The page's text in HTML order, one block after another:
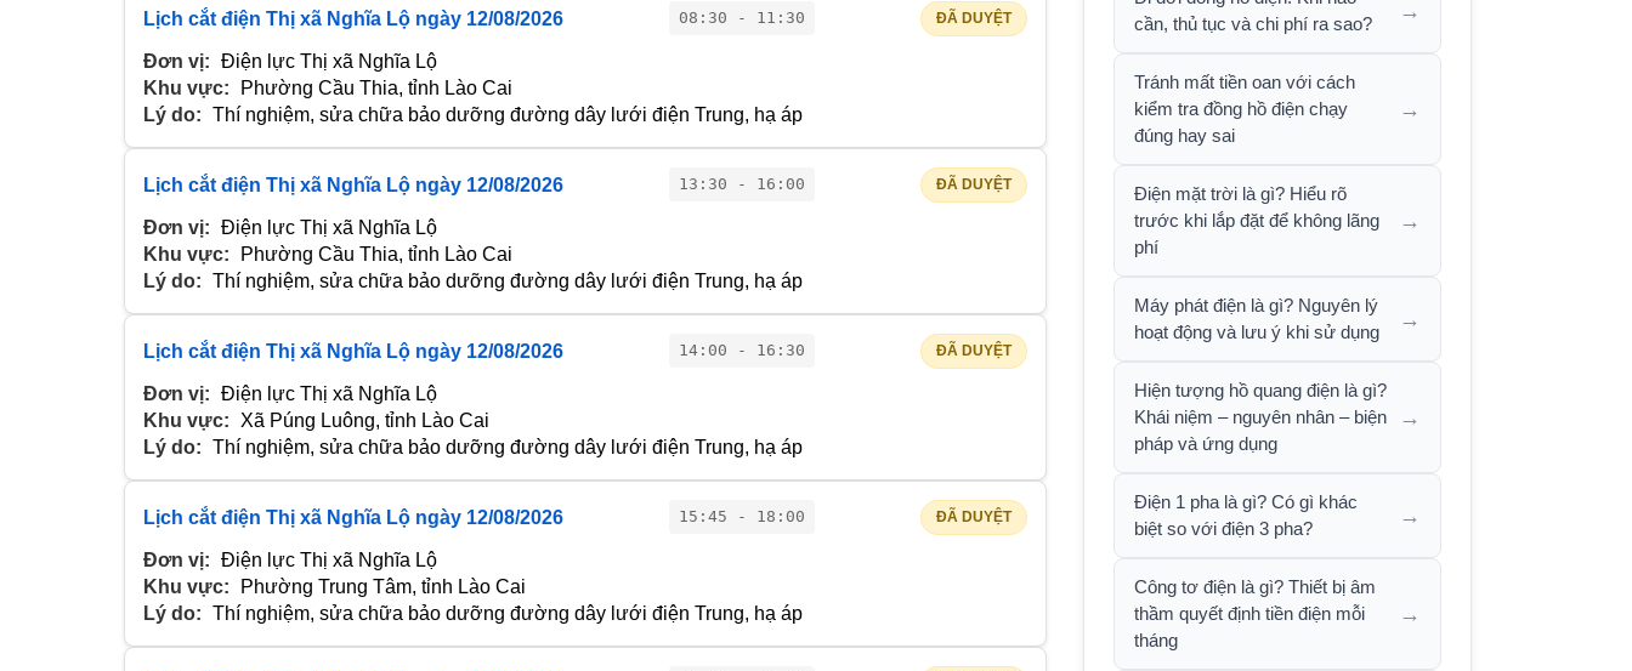
Lịch cắt điện Thị xã Nghĩa Lộ ngày 12/08/2026 08:30 - 11:30 ĐÃ DUYỆT
Đơn vị: Điện lực Thị xã Nghĩa Lộ
Khu vực:
Phường Cầu Thia, tỉnh Lào Cai
Lý do: Thí nghiệm, sửa chữa bảo dưỡng đường dây lưới điện Trung, hạ áp
Lịch cắt điện Thị xã Nghĩa Lộ ngày 12/08/2026 13:30 - 16:00 ĐÃ DUYỆT
Đơn vị: Điện lực Thị xã Nghĩa Lộ
Khu vực:
Phường Cầu Thia, tỉnh Lào Cai
Lý do: Thí nghiệm, sửa chữa bảo dưỡng đường dây lưới điện Trung, hạ áp
Lịch cắt điện Thị xã Nghĩa Lộ ngày 12/08/2026 14:00 - 16:30 ĐÃ DUYỆT
Đơn vị: Điện lực Thị xã Nghĩa Lộ
Khu vực:
Xã Púng Luông, tỉnh Lào Cai
Lý do: Thí nghiệm, sửa chữa bảo dưỡng đường dây lưới điện Trung, hạ áp
Lịch cắt điện Thị xã Nghĩa Lộ ngày 12/08/2026 15:45 - 18:00 ĐÃ DUYỆT
Đơn vị: Điện lực Thị xã Nghĩa Lộ
Khu vực:
Phường Trung Tâm, tỉnh Lào Cai
Lý do: Thí nghiệm, sửa chữa bảo dưỡng đường dây lưới điện Trung, hạ áp
cần, thủ tục và chi phí ra sao?
→
Tránh mất tiền oan với cách
kiểm tra đồng hồ điện chạy
đúng hay sai
→
Điện mặt trời là gì? Hiểu rõ
trước khi lắp đặt để không lãng
phí
→
Máy phát điện là gì? Nguyên lý
hoạt động và lưu ý khi sử dụng
→
Hiện tượng hồ quang điện là gì?
Khái niệm – nguyên nhân – biện
pháp và ứng dụng
→
Điện 1 pha là gì? Có gì khác
biệt so với điện 3 pha?
→
Công tơ điện là gì? Thiết bị âm
thầm quyết định tiền điện mỗi
tháng
→